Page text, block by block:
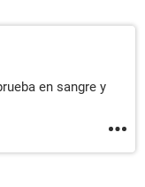
en sangre y